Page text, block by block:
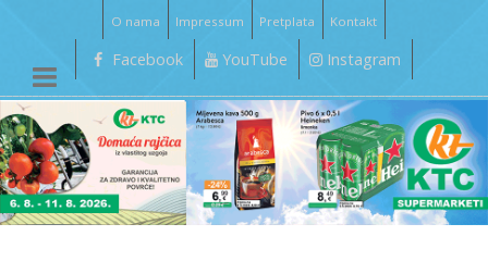
O nama Impressum Pretplata Kontakt
Facebook YouTube Instagram